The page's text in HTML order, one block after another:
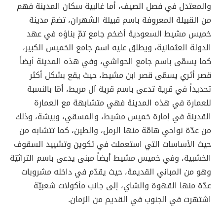
والمعتدل في فصل الصيف، أما غالبية سكان المدينة فهم
من القبيلة المعروفة باسم قبيلة الشهران، تضمّ مدينة
خميس مشيط السعودية أضخم جامع تمّ بناؤه في عهد
الدولة العثمانية، ويطلق عليه اسم جامع الخميس الكبير،
كما يسمّى باسم جامع الحواشي، وفي هذه المدينة أيضاً
قصر أثري يسمّى قصر ابن مشيط، حيث يقع بشكل أكثر
تحديداً في قرية تدعى باسم قرية آل مريط، أمّا بالنسبة
للعمارة في هذه المدينة فهي متشابهة مع العمارة
القدينة في إمارة خميس مشيط، والمسقي، وبيشة، وذلك
من عدّة نواحي هامّة منها الرمل، والطين، كما تتشابه من
حيث الأساسات التي استعملت في تكوين وتشييد السقوف
الخشبية، وفي خميس مشيط أيضاً مبنى يدعى باسم التراثيّة
وهو من المباني القديمة، حيث يقدّم في داخله مشروبات
عدّة منها القهوة والشاي، إلى جانب مأكولات شعبيّة
اشتهرت في الجنوب في القديم من الزمان.